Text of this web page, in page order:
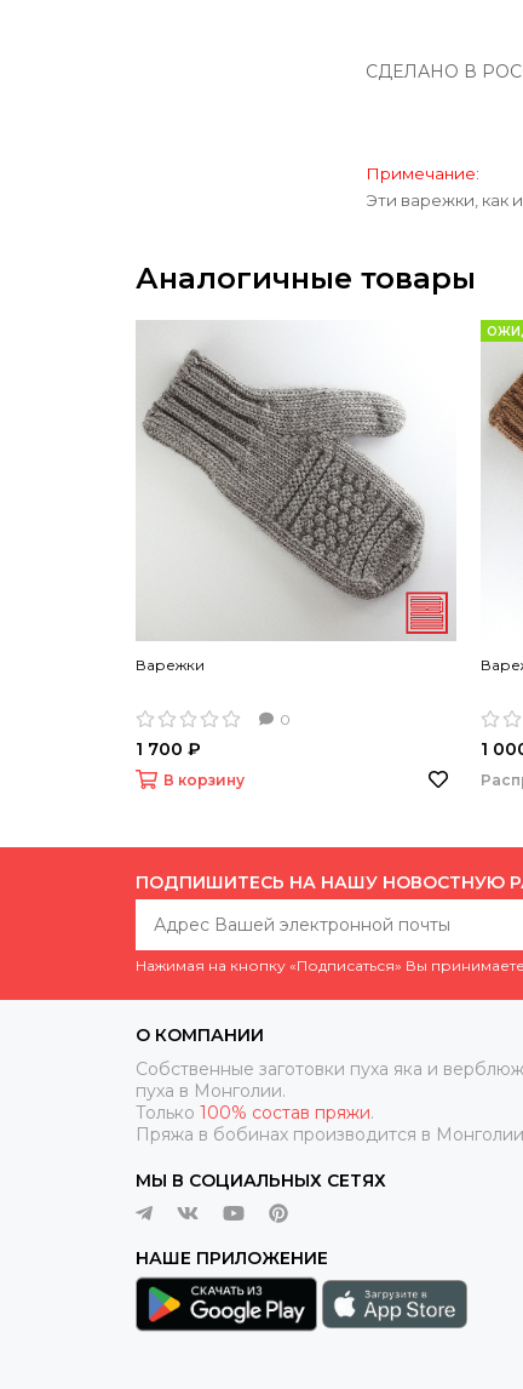
СДЕЛАНО В
Примечание:
Эти варежки, как
Аналогичные товары
Варежки
0
1 700 ₽
В корзину
1
ПОДПИШИТЕСЬ НА НАШУ НОВОСТНУЮ
Нажимая на кнопку «Подписаться» Вы
О КОМПАНИИ
Собственные заготовки пуха яка и
пуха в Монголии.
Только 100% состав пряжи.
Пряжа в бобинах производится в
МЫ В СОЦИАЛЬНЫХ СЕТЯХ
НАШЕ ПРИЛОЖЕНИЕ